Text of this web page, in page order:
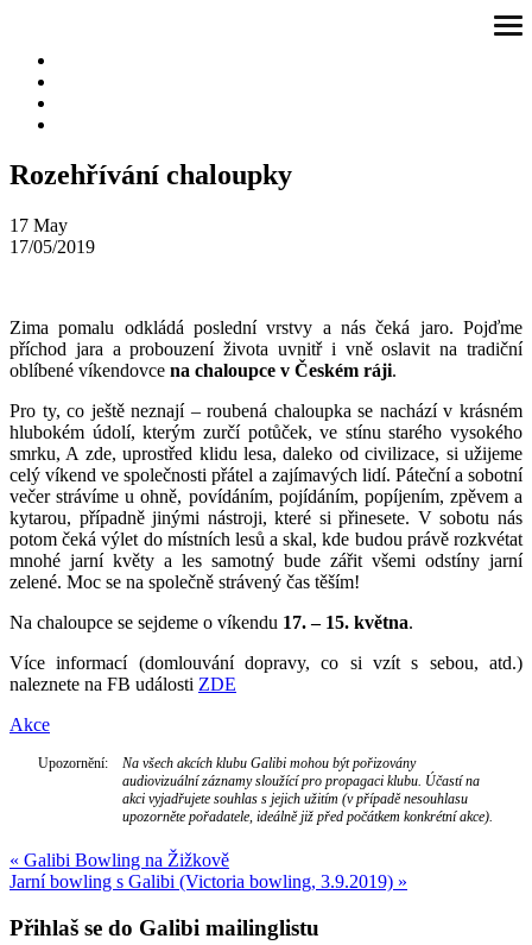
obsah
Rozehřívání chaloupky
17 May
17/05/2019
Zima pomalu odkládá poslední vrstvy a nás čeká jaro. Pojďme
příchod jara a probouzení života uvnitř i vně oslavit na tradiční
oblíbené víkendovce na chaloupce v Českém ráji.
Pro ty, co ještě neznají – roubená chaloupka se nachází v krásném
hlubokém údolí, kterým zurčí potůček, ve stínu starého vysokého
smrku, A zde, uprostřed klidu lesa, daleko od civilizace, si užijeme
celý víkend ve společnosti přátel a zajímavých lidí. Páteční a sobotní
večer strávíme u ohně, povídáním, pojídáním, popíjením, zpěvem a
kytarou, případně jinými nástroji, které si přinesete. V sobotu nás
potom čeká výlet do místních lesů a skal, kde budou právě rozkvétat
mnohé jarní květy a les samotný bude zářit všemi odstíny jarní
zelené. Moc se na společně strávený čas těším!
Na chaloupce se sejdeme o víkendu 17. – 15. května.
Více informací (domlouvání dopravy, co si vzít s sebou, atd.)
naleznete na FB události ZDE
Akce
Upozornění:
Na všech akcích klubu Galibi mohou být pořizovány
audiovizuální záznamy sloužící pro propagaci klubu. Účastí na
akci vyjadřujete souhlas s jejich užitím (v případě nesouhlasu
upozorněte pořadatele, ideálně již před počátkem konkrétní akce).
Navigace
pro
příspěvek
« Galibi Bowling na Žižkově
Jarní bowling s Galibi (Victoria bowling, 3.9.2019) »
Přihlaš se do Galibi mailinglistu